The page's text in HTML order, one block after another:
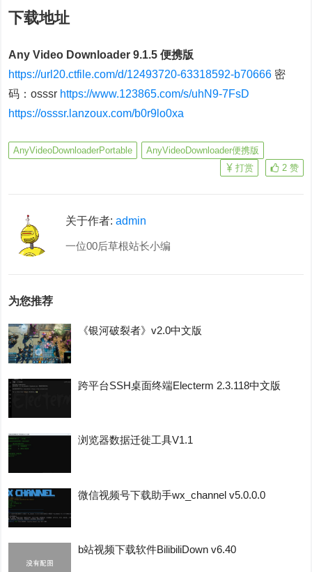
下载地址
Any Video Downloader 9.1.5 便携版
https://url20.ctfile.com/d/12493720-63318592-b70666 密
码：osssr https://www.123865.com/s/uhN9-7FsD
https://osssr.lanzoux.com/b0r9lo0xa
AnyVideoDownloaderPortable
AnyVideoDownloader便携版
2 赞
打赏
关于作者:admin
一位00后草根站长小编
为您推荐
《银河破裂者》v2.0中文版
跨平台SSH桌面终端Electerm 2.3.118中文版
浏览器数据迁徙工具V1.1
微信视频号下载助手wx_channel v5.0.0.0
b站视频下载软件BilibiliDown v6.40